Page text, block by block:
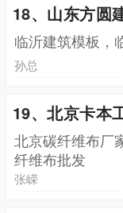
18、山东方圆
临沂建筑模板，
孙总
19、北京卡本
北京碳纤维布厂
纤维布批发
张嵘